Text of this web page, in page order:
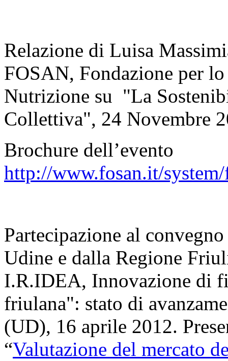
Relazione di Luisa
FOSAN, Fondazione per
Nutrizione su "La
Collettiva", 24 Novembre
Brochure dell’evento
http://www.fosan.it/
Partecipazione al
Udine e dalla Regione
I.R.IDEA, Innovazione di
friulana": stato di
(UD), 16 aprile 2012.
“Valutazione del mercato